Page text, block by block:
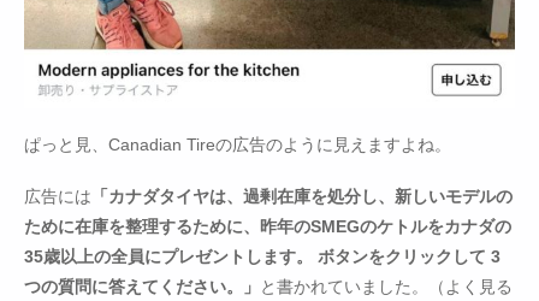
ぱっと見、Canadian Tireの広告のように見えますよね。
広告には 「カナダタイヤは、過剰在庫を処分し、新しいモデルの
ために在庫を整理するために、昨年のSMEGのケトルをカナダの
35歳以上の全員にプレゼントします。 ボタンをクリックして 3
つの質問に答えてください。」 と書かれていました。（よく見る